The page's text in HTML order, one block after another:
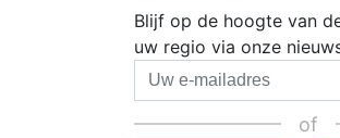
Blijf op de hoogte van
uw regio via onze
of